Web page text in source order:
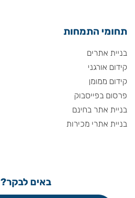
תחומי התמחות
בניית אתרים
קידום אורגני
קידום ממומן
פרסום בפייסבוק
בניית אתר בחינם
בניית אתרי מכירות
באים לבקר?